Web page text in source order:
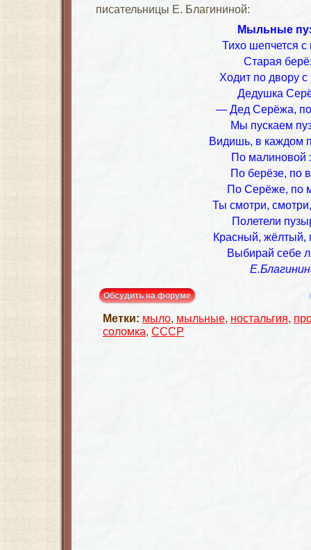
писательницы Е. Благининой:
Мыльные
Тихо шепчется с
Старая
Ходит по двору с
Дедушка
— Дед Серёжа,
Мы пускаем
Видишь, в каждом
По малиновой
По берёзе, по
По Серёже, по
Ты смотри,
Полетели
Красный, жёлтый,
Выбирай себе
Обсудить на форуме
Метки: мыло, мыльные, ностальгия,
соломка, СССР